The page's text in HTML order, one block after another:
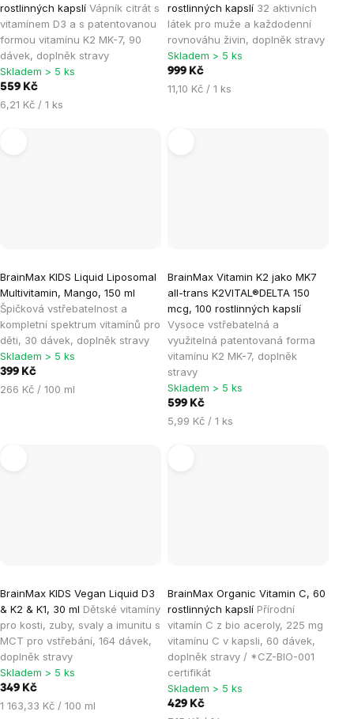
rostlinných kapslí Vápník citrát s
vitamínem D3 a s patentovanou
formou vitamínu K2 MK-7, 90
dávek, doplněk stravy
Skladem > 5 ks
559 Kč
Měrná
6,21 Kč / 1 ks
rostlinných kapslí 32 aktivních
látek pro muže a každodenní
rovnováhu živin, doplněk stravy
Skladem > 5 ks
999 Kč
Měrná
11,10 Kč / 1 ks
BrainMax KIDS Liquid Liposomal
Multivitamin, Mango, 150 ml
Špičková vstřebatelnost a
kompletní spektrum vitamínů pro
děti, 30 dávek, doplněk stravy
Skladem > 5 ks
399 Kč
Měrná
266 Kč / 100 ml
BrainMax Vitamin K2 jako MK7
all-trans K2VITAL®DELTA 150
mcg, 100 rostlinných kapslí
Vysoce vstřebatelná a
využitelná patentovaná forma
vitamínu K2 MK-7, doplněk
stravy
Skladem > 5 ks
599 Kč
Měrná
5,99 Kč / 1 ks
BrainMax KIDS Vegan Liquid D3
& K2 & K1, 30 ml Dětské vitamíny
pro kosti, zuby, svaly a imunitu s
MCT pro vstřebání, 164 dávek,
doplněk stravy
Skladem > 5 ks
349 Kč
Měrná
1 163,33 Kč / 100 ml
BrainMax Organic Vitamin C, 60
rostlinných kapslí Přírodní
vitamín C z bio aceroly, 225 mg
vitamínu C v kapsli, 60 dávek,
doplněk stravy / *CZ-BIO-001
certifikát
Skladem > 5 ks
429 Kč